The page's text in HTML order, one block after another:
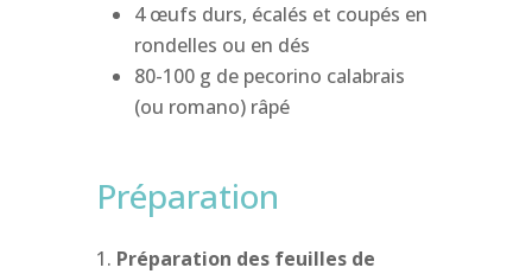
4 œufs durs, écalés et coupés en
rondelles ou en dés
80-100 g de pecorino calabrais
(ou romano) râpé
Préparation
Préparation des feuilles de